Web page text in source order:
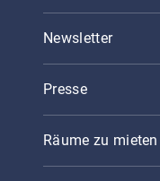
Newsletter
Presse
Räume zu mieten